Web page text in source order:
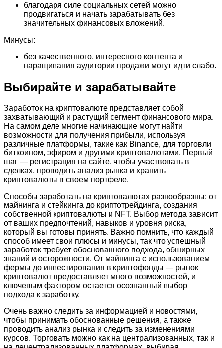
благодаря силе социальных сетей можно
продвигаться и начать зарабатывать без
значительных финансовых вложений.
Минусы:
без качественного, интересного контента и
наращивания аудитории продажи могут идти слабо.
Выбирайте и зарабатывайте
Заработок на криптовалюте представляет собой
захватывающий и растущий сегмент финансового мира.
На самом деле многие начинающие могут найти
возможности для получения прибыли, используя
различные платформы, такие как Binance, для торговли
биткоином, эфиром и другими криптовалютами. Первый
шаг — регистрация на сайте, чтобы участвовать в
сделках, проводить анализ рынка и хранить
криптовалюты в своем портфеле.
Способы заработать на криптовалютах разнообразны: от
майнинга и стейкинга до криптотрейдинга, создания
собственной криптовалюты и NFT. Выбор метода зависит
от ваших предпочтений, навыков и уровня риска,
который вы готовы принять. Важно помнить, что каждый
способ имеет свои плюсы и минусы, так что успешный
заработок требует обоснованного подхода, обширных
знаний и осторожности. От майнинга с использованием
фермы до инвестирования в криптофонды — рынок
криптовалют предоставляет много возможностей, и
ключевым фактором остается осознанный выбор
подхода к заработку.
Очень важно следить за информацией и новостями,
чтобы принимать обоснованные решения, а также
проводить анализ рынка и следить за изменениями
курсов. Торговать можно как на централизованных, так и